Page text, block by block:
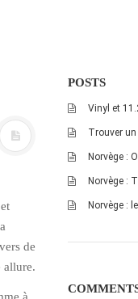
de
allure.
POSTS
Vinyl et
Trouver
Norvège :
Norvège :
Norvège :